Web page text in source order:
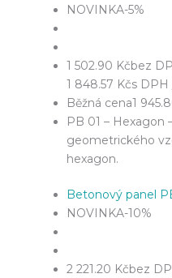
NOVINKA-5%
1 502.90 Kčbez
1 848.57 Kčs DPH
Běžná cena1
PB 01 –
geometrického
hexagon.
Betonový panel
NOVINKA-10%
2 221.20 Kčbez